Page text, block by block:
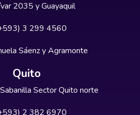
2035 y Guayaquil
3 299 4560
Sáenz y Agramonte
Quito
Sector Quito norte
2 382 6970